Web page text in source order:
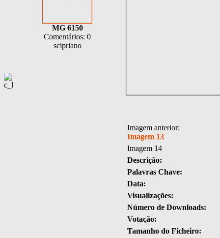
MG 6150
Comentários: 0
scipriano
Imagem anterior:
Imagem 13
Imagem 14
Descrição:
Palavras Chave:
Data:
Visualizações:
Número de Downloads:
Votação:
Tamanho do Ficheiro: